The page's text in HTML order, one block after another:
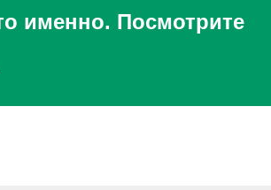
именно. Посмотрите